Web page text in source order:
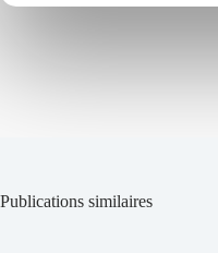
Publications similaires